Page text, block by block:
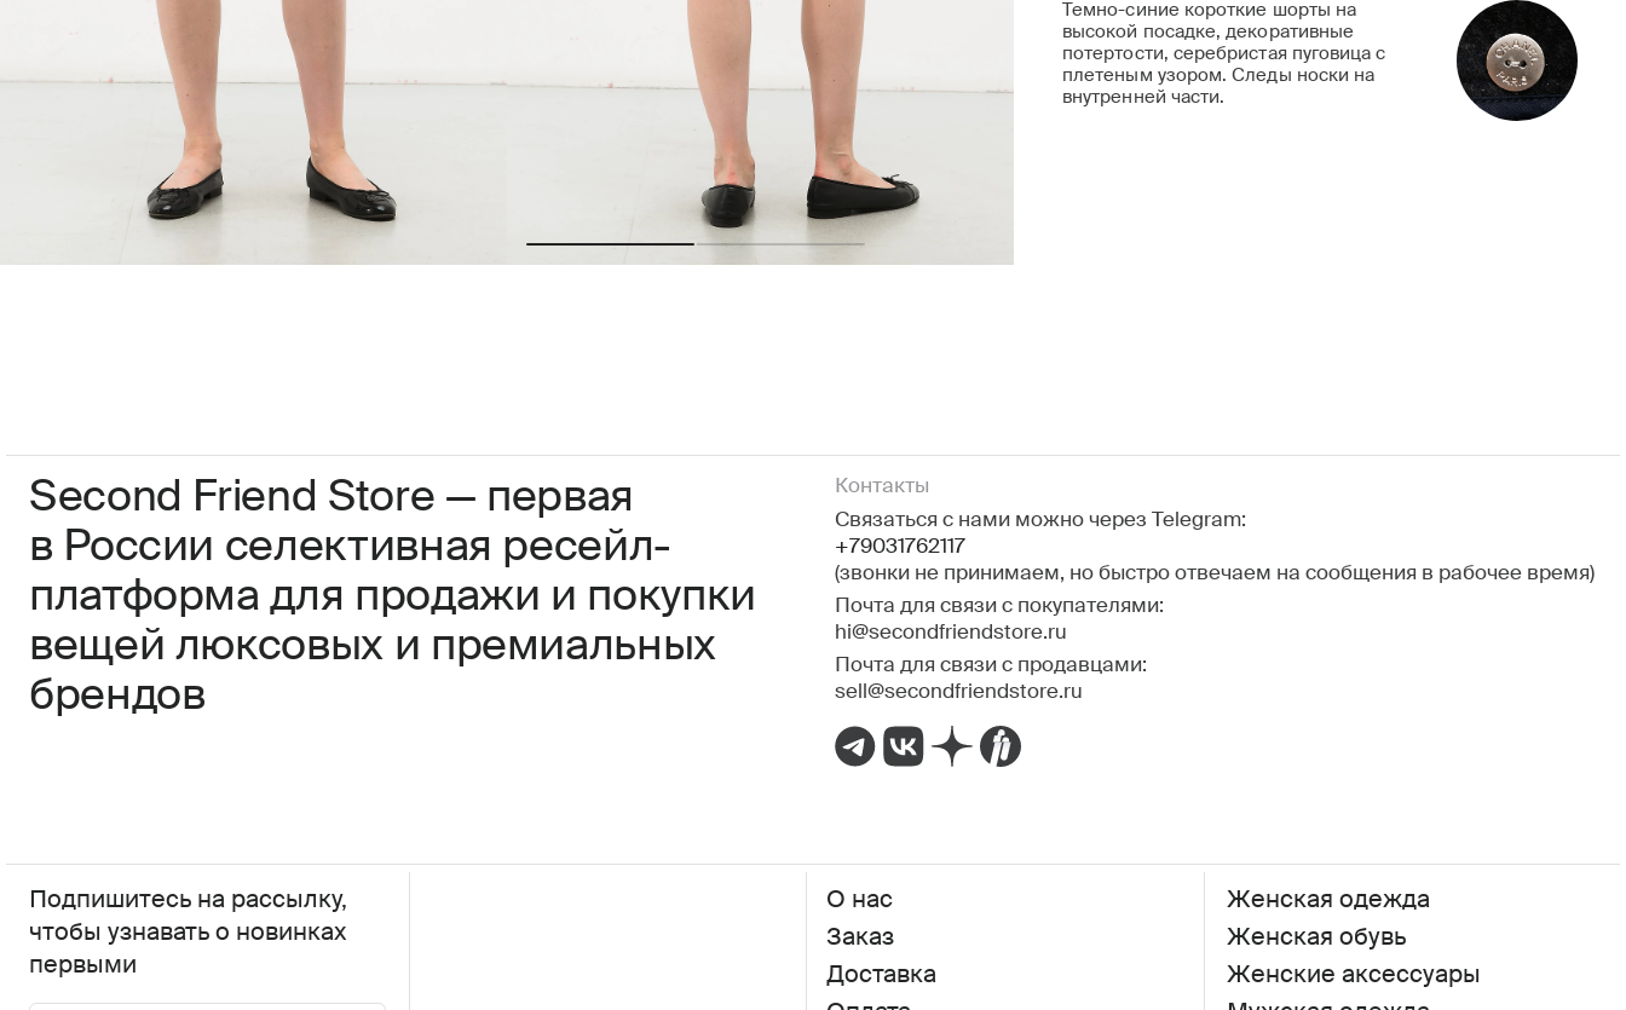
Темно-синие короткие шорты на
высокой посадке, декоративные
потертости, серебристая пуговица с
плетеным узором. Следы носки на
внутренней части.
Second Friend Store — первая
в России селективная ресейл-
платформа для продажи и покупки
вещей люксовых и премиальных
брендов
Контакты
Связаться с нами можно через Telegram:
+79031762117
(звонки не принимаем, но быстро отвечаем на сообщения в рабочее время)
Почта для связи с покупателями:
hi@secondfriendstore.ru
Почта для связи с продавцами:
sell@secondfriendstore.ru
Подпишитесь на рассылку,
чтобы узнавать о новинках
первыми
О нас
Заказ
Доставка
Женская одежда
Женская обувь
Женские аксессуары